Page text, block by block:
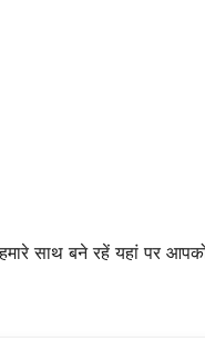
साथ बने रहें यहां पर